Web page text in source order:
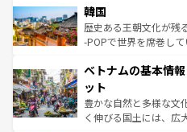
はコンテンツ一覧
いる。アクティビティ
ビング、ハイキングな
い。オーストラリアの
参照してほしい。
ン）、静ひつな山岳地
と山間の静けさが共存
驚きをもたらしてくれ
容にもいいと評判のス
照してほしい。
韓国
歴史ある王朝文化が残
-POPで世界を席巻し
き、地方に足を延ばせ
できる。そして、キム
まで、さまざまな韓国
らではのナイトライフ
ベトナムの基本情
ット
豊かな自然と多様な文
く伸びる国土には、広